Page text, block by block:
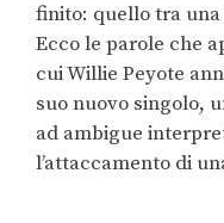
finito: quello tra una
Ecco le parole che
cui Willie Peyote
suo nuovo singolo,
ad ambigue
l’attaccamento di